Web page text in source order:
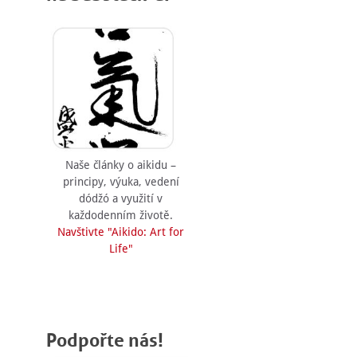
Naše články o aikidu –
principy, výuka, vedení
dódžó a využití v
každodenním životě.
Navštivte "Aikido: Art for
Life"
Podpořte nás!